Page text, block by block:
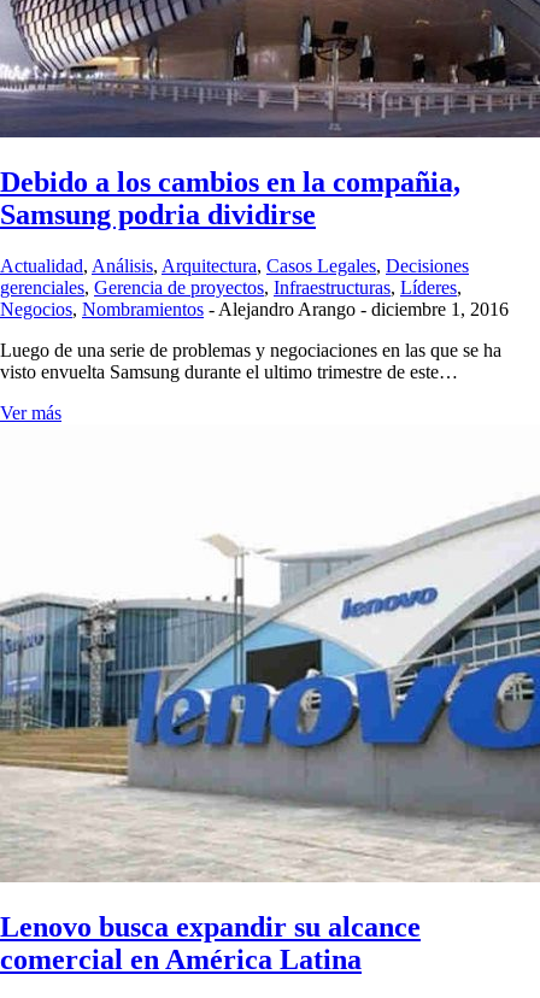
Debido a los cambios en la compañia,
Samsung podria dividirse
Actualidad, Análisis, Arquitectura, Casos Legales, Decisiones
gerenciales, Gerencia de proyectos, Infraestructuras, Líderes,
Negocios, Nombramientos - Alejandro Arango - diciembre 1, 2016
Luego de una serie de problemas y negociaciones en las que se ha
visto envuelta Samsung durante el ultimo trimestre de este…
Ver más
Lenovo busca expandir su alcance
comercial en América Latina